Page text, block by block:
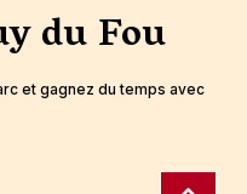
du Fou
et gagnez du temps avec